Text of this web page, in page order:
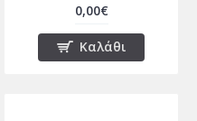
0,00€
Καλάθι